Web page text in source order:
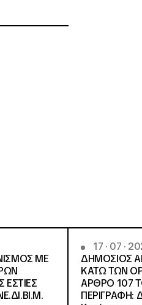
ΜΕ
ΕΣΤΙΕΣ
17 · 07 ·
ΔΗΜΟΣΙΟΣ
ΚΑΤΩ ΤΩΝ
ΑΡΘΡΟ 107
ΠΕΡΙΓΡΑΦΗ: